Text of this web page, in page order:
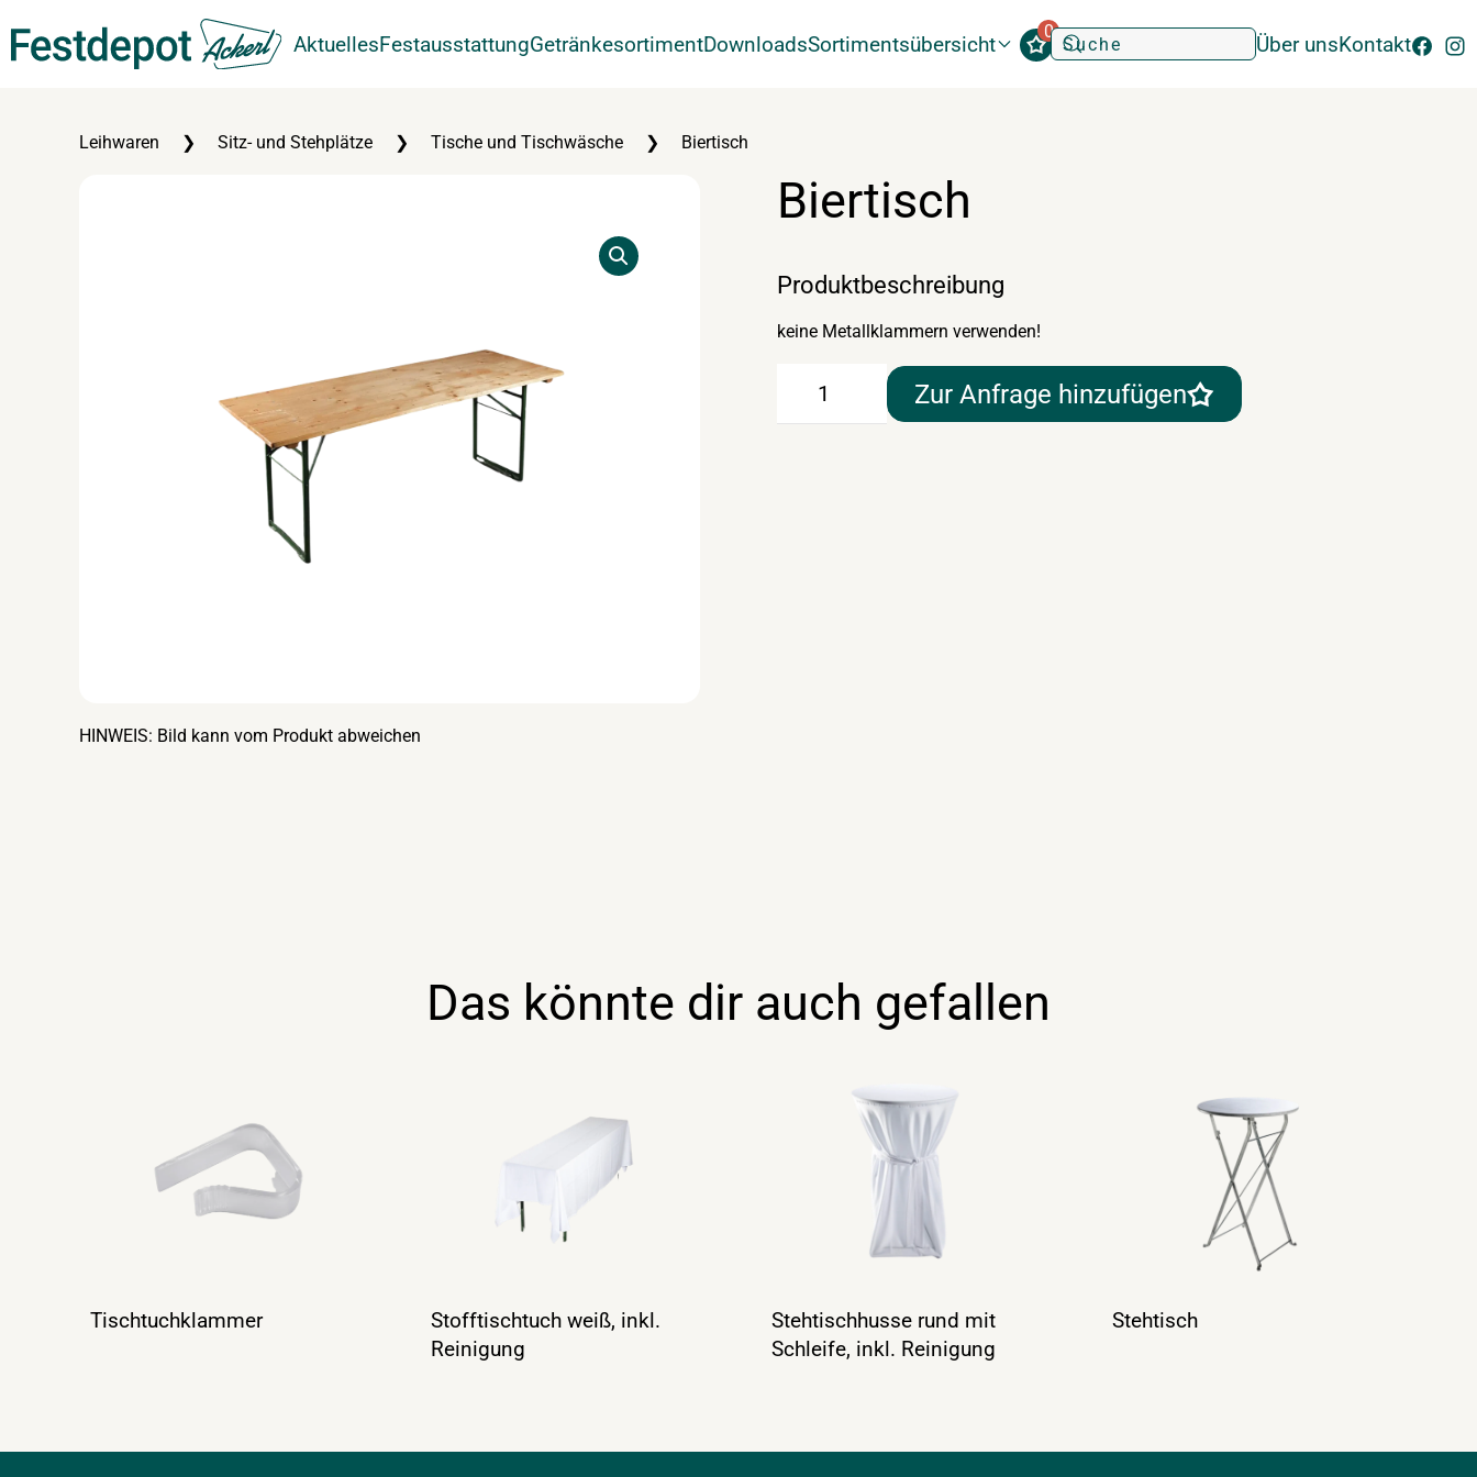
Zum Hauptinhalt springen AktuellesFestausstattungGetränkesortimentDownloadsSortimentsübersicht
0
Über unsKontakt
Leihwaren Sitz- und Stehplätze Tische und Tischwäsche Biertisch
HINWEIS: Bild kann vom Produkt abweichen
Biertisch
Produktbeschreibung
keine Metallklammern verwenden!
Menge
Zur Anfrage hinzufügen
Das könnte dir auch gefallen
Tischtuchklammer
Stofftischtuch weiß, inkl.
Reinigung
Stehtischhusse rund mit
Schleife, inkl. Reinigung
Stehtisch